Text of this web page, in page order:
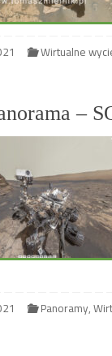
Wirtualne
–
Panoramy,